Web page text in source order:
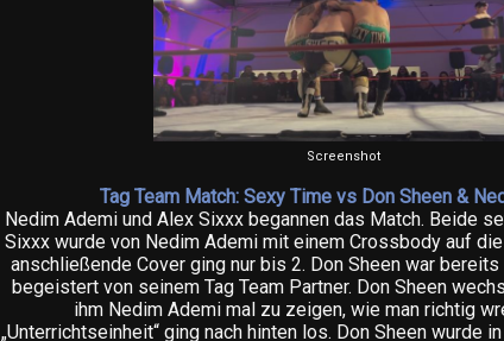
Screenshot
Tag Team Match: Sexy Time vs Don Sheen &
Nedim Ademi und Alex Sixxx begannen das Match. Beide
Sixxx wurde von Nedim Ademi mit einem Crossbody auf
anschließende Cover ging nur bis 2. Don Sheen war
begeistert von seinem Tag Team Partner. Don Sheen
ihm Nedim Ademi mal zu zeigen, wie man richtig
„Unterrichtseinheit“ ging nach hinten los. Don Sheen wurde